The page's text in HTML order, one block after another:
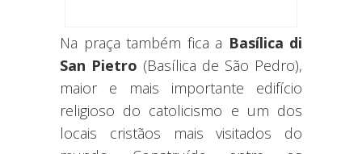
Na praça também fica a Basílica di
San Pietro (Basílica de São Pedro),
maior e mais importante edifício
religioso do catolicismo e um dos
locais cristãos mais visitados do